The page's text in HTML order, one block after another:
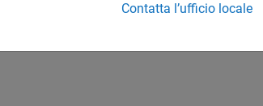
Contatta l’ufficio locale